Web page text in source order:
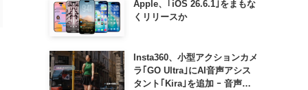
Apple、｢iOS 26.6.1｣をまもな
くリリースか
Insta360、小型アクションカメ
ラ｢GO Ultra｣にAI音声アシス
タント｢Kira｣を追加 ｰ 音声で